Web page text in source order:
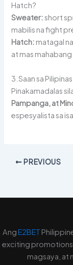
Hatch?
Sweater:short
mabilis na fight
Hatch: matagal
at mas
3.Saan sa
Pinakamadalas
Pampanga, at
espesyalista sa
PREVIOUS
AngE2BET
exciting
magsaya, at